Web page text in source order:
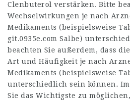
Clenbuterol verstärken. Bitte
Wechselwirkungen je nach
Medikaments (beispielsweise
git.0935e.com Salbe)
beachten Sie außerdem, dass
Art und Häufigkeit je nach
Medikaments (beispielsweise
unterschiedlich sein können.
Sie das Wichtigste zu